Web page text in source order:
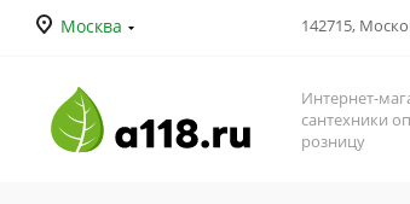
Москва 142715,
Интернет-
сантехники
розницу